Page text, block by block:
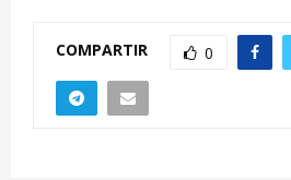
COMPARTIR 0